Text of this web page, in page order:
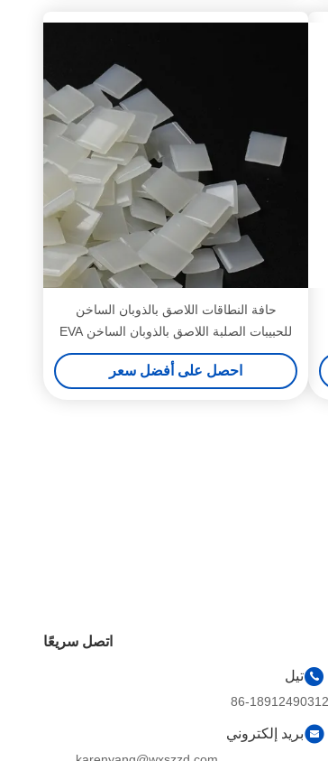
حافة النطاقات اللاصق بالذوبان الساخن
للحبيبات الصلبة اللاصق بالذوبان الساخن EVA
احصل على أفضل سعر
اتصل سريعًا
تيل
بريد إلكتروني